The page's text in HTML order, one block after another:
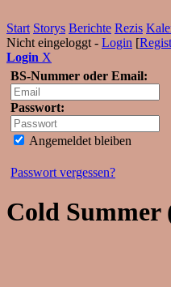
Start Storys Berichte Rezis
Nicht eingeloggt - Login [
Login X
BS-Nummer oder Email:
Passwort:
Angemeldet bleiben
Passwort vergessen?
Cold Summer